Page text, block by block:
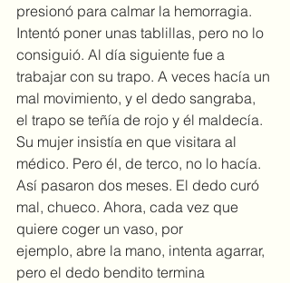
presionó para calmar la hemorragia.
Intentó poner unas tablillas, pero no lo
consiguió. Al día siguiente fue a
trabajar con su trapo. A veces hacía un
mal movimiento, y el dedo sangraba,
el trapo se teñía de rojo y él maldecía.
Su mujer insistía en que visitara al
médico. Pero él, de terco, no lo hacía.
Así pasaron dos meses. El dedo curó
mal, chueco. Ahora, cada vez que
quiere coger un vaso, por
ejemplo, abre la mano, intenta agarrar,
pero el dedo bendito termina